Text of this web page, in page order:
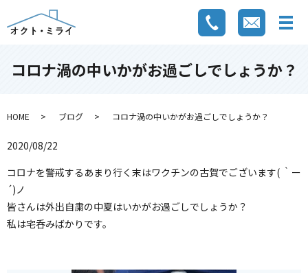
コロナ渦の中いかがお過ごしでしょうか？
HOME ブログ コロナ渦の中いかがお過ごしでしょうか？
2020/08/22
コロナを警戒するあまり行く末はワクチンの古賀でございます( ｀ー
´)ノ
皆さんは外出自粛の中夏はいかがお過ごしでしょうか？
私は宅呑みばかりです。